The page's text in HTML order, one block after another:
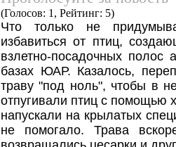
(Голосов: 1, Рейтинг: 5)
Что только не
избавиться от птиц,
взлетно-посадочных полос
базах ЮАР. Казалось,
траву "под ноль", чтобы в
отпугивали птиц с помощью
напускали на крылатых
не помогало. Трава